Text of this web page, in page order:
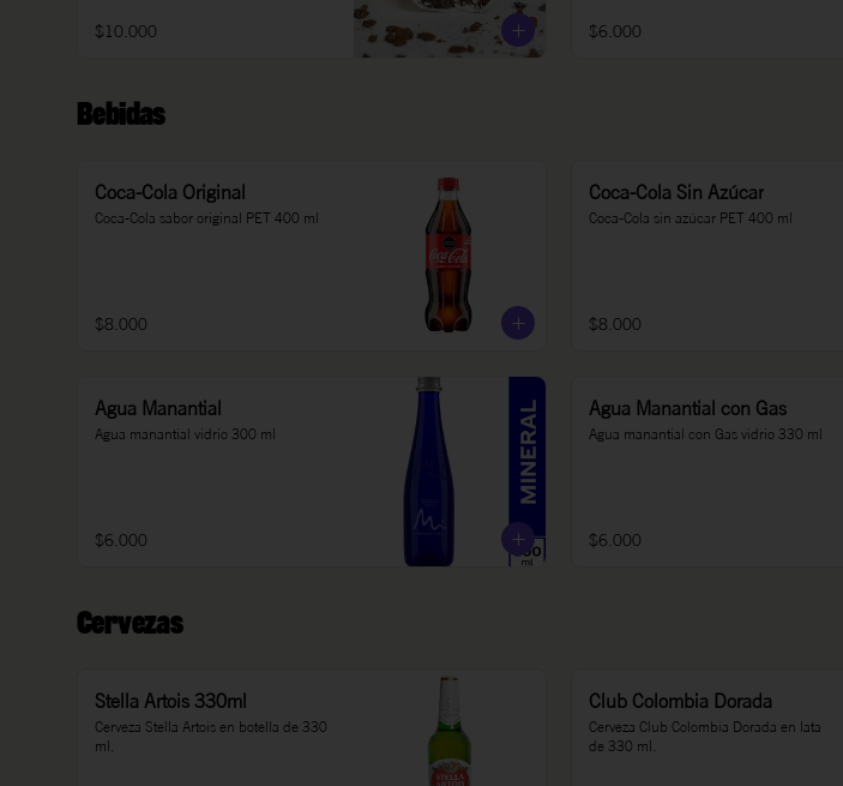
$10.000 $6.000
Bebidas
Coca-Cola Original
Coca-Cola sabor original PET 400 ml
$8.000
Coca-Cola Sin Azúcar
Coca-Cola sin azúcar PET 400 ml
$8.000
Agua Manantial
Agua manantial vidrio 300 ml
$6.000
Agua Manantial con Gas
Agua manantial con Gas vidrio 330 ml
$6.000
Cervezas
Stella Artois 330ml
Cerveza Stella Artois en botella de 330
ml.
Club Colombia Dorada
Cerveza Club Colombia Dorada en lata
de 330 ml.